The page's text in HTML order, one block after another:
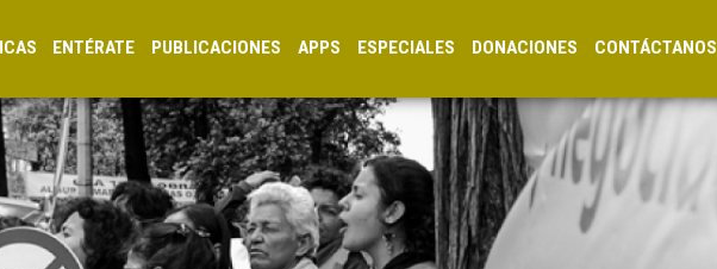
ENTÉRATE PUBLICACIONES APPS ESPECIALES DONACIONES CONTÁCTANOS